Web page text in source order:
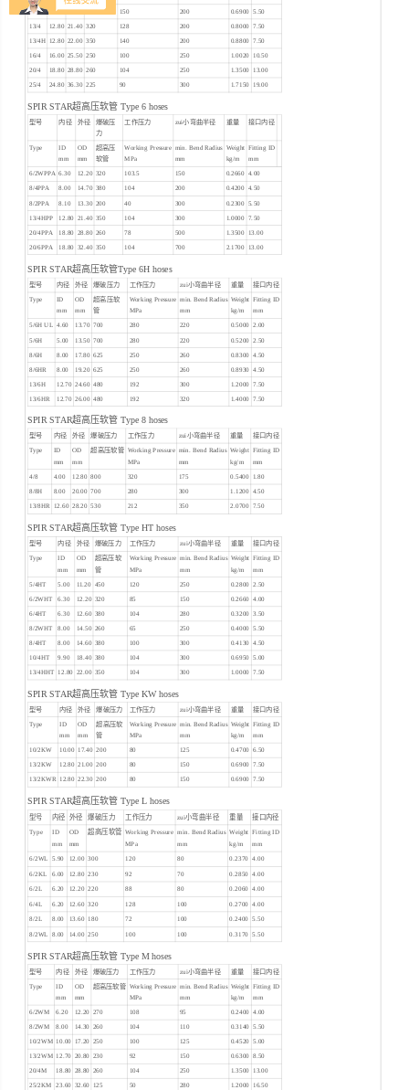
10/4 9.90 18.40 380 150 200 0.6900 5.50
13/4 12.80 21.40 320 128 200 0.8000 7.50
13/4H 12.80 22.00 350 140 200 0.8800 7.50
16/4 16.00 25.50 250 100 250 1.0020 10.50
20/4 18.80 28.80 260 104 250 1.3500 13.00
25/4 24.80 36.30 225 90 300 1.7150 19.00
SPIR STAR超高压软管 Type 6 hoses
型号 内径 外径 爆破压
力
工作压力 zui小弯曲半径 重量 接口内径
Type
ID
mm
OD
mm
超高压
软管
Working Pressure
MPa
min. Bend Radius
mm
Weight
kg/m
Fitting ID
mm
6/2WPPA 6.30 12.20 320 103.5 150 0.2660 4.00
8/4PPA 8.00 14.70 380 104 200 0.4200 4.50
8/2PPA 8.10 13.30 200 40 300 0.2300 5.50
13/4HPP 12.80 21.40 350 104 300 1.0000 7.50
20/4PPA 18.80 28.80 260 78 500 1.3500 13.00
20/6PPA 18.80 32.40 350 104 700 2.1700 13.00
SPIR STAR超高压软管Type 6H hoses
型号 内径 外径 爆破压力 工作压力 zui小弯曲半径 重量 接口内径
Type
ID
mm
OD
mm
超高压软
管
Working Pressure
MPa
min. Bend Radius
mm
Weight
kg/m
Fitting ID
mm
5/6H UL 4.60 13.70 700 280 220 0.5000 2.00
5/6H 5.00 13.50 700 280 220 0.5200 2.50
8/6H 8.00 17.80 625 250 260 0.8300 4.50
8/6HR 8.00 19.20 625 250 260 0.8930 4.50
13/6H 12.70 24.60 480 192 300 1.2000 7.50
13/6HR 12.70 26.00 480 192 320 1.4000 7.50
SPIR STAR超高压软管 Type 8 hoses
型号 内径 外径 爆破压力 工作压力 zui小弯曲半径 重量 接口内径
Type ID
mm
OD
mm
超高压软管 Working Pressure
MPa
min. Bend Radius
mm
Weight
kg/m
Fitting ID
mm
4/8 4.00 12.80 800 320 175 0.5400 1.80
8/8H 8.00 20.00 700 280 300 1.1200 4.50
13/8HR 12.60 28.20 530 212 350 2.0700 7.50
SPIR STAR超高压软管 Type HT hoses
型号 内径 外径 爆破压力 工作压力 zui小弯曲半径 重量 接口内径
Type
ID
mm
OD
mm
超高压软
管
Working Pressure
MPa
min. Bend Radius
mm
Weight
kg/m
Fitting ID
mm
5/4HT 5.00 11.20 450 120 250 0.2800 2.50
6/2WHT 6.30 12.20 320 85 150 0.2660 4.00
6/4HT 6.30 12.60 380 104 280 0.3200 3.50
8/2WHT 8.00 14.50 260 65 250 0.4000 5.50
8/4HT 8.00 14.60 380 100 300 0.4130 4.50
10/4HT 9.90 18.40 380 104 300 0.6950 5.00
13/4HHT 12.80 22.00 350 104 300 1.0000 7.50
SPIR STAR超高压软管 Type KW hoses
型号 内径 外径 爆破压力 工作压力 zui小弯曲半径 重量 接口内径
Type ID
mm
OD
mm
超高压软
管
Working Pressure
MPa
min. Bend Radius
mm
Weight
kg/m
Fitting ID
mm
10/2KW 10.00 17.40 200 80 125 0.4700 6.50
13/2KW 12.80 21.00 200 80 150 0.6900 7.50
13/2KWR 12.80 22.30 200 80 150 0.6900 7.50
SPIR STAR超高压软管 Type L hoses
型号 内径 外径 爆破压力 工作压力 zui小弯曲半径 重量 接口内径
Type
ID
mm
OD
mm
超高压软管 Working Pressure
MPa
min. Bend Radius
mm
Weight
kg/m
Fitting ID
mm
6/2WL 5.90 12.00 300 120 80 0.2370 4.00
6/2KL 6.00 12.80 230 92 70 0.2850 4.00
6/2L 6.20 12.20 220 88 80 0.2060 4.00
6/4L 6.20 12.60 320 128 100 0.2700 4.00
8/2L 8.00 13.60 180 72 100 0.2400 5.50
8/2WL 8.00 14.00 250 100 100 0.3170 5.50
SPIR STAR超高压软管 Type M hoses
型号 内径 外径 爆破压力 工作压力 zui小弯曲半径 重量 接口内径
Type
ID
mm
OD
mm
超高压软管 Working Pressure
MPa
min. Bend Radius
mm
Weight
kg/m
Fitting ID
mm
6/2WM 6.20 12.20 270 108 95 0.2400 4.00
8/2WM 8.00 14.30 260 104 110 0.3140 5.50
10/2WM 10.00 17.20 250 100 125 0.4520 5.00
13/2WM 12.70 20.80 230 92 150 0.6300 8.50
20/4M 18.80 28.80 260 104 250 1.3500 13.00
25/2KM 23.60 32.60 125 50 280 1.2000 16.50